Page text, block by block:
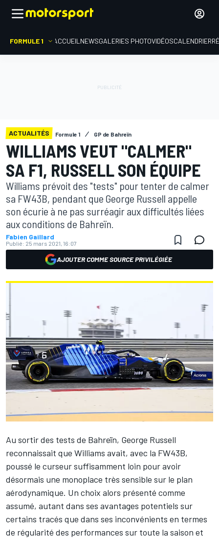
FORMULE 1 ACCUEIL NEWSGALERIES PHOTOVIDÉOSCALENDRIER
ACTUALITÉS Formule 1 GP de Bahreïn
WILLIAMS VEUT "CALMER"
SA F1, RUSSELL SON ÉQUIPE
Williams prévoit des "tests" pour tenter de calmer
sa FW43B, pendant que George Russell appelle
son écurie à ne pas surréagir aux difficultés liées
aux conditions de Bahreïn.
Fabien Gaillard
Publié: 25 mars 2021, 16:07
AJOUTER COMME SOURCE PRIVILÉGIÉE
Au sortir des tests de Bahreïn, George Russell
reconnaissait que Williams avait, avec la FW43B,
poussé le curseur suffisamment loin pour avoir
désormais une monoplace très sensible sur le plan
aérodynamique. Un choix alors présenté comme
assumé, autant dans ses avantages potentiels sur
certains tracés que dans ses inconvénients en termes
de régularité des performances sur toute la saison et